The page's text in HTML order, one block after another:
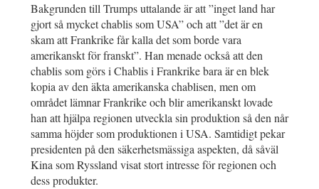
Bakgrunden till Trumps uttalande är att ”inget land har
gjort så mycket chablis som USA” och att ”det är en
skam att Frankrike får kalla det som borde vara
amerikanskt för franskt”. Han menade också att den
chablis som görs i Chablis i Frankrike bara är en blek
kopia av den äkta amerikanska chablisen, men om
området lämnar Frankrike och blir amerikanskt lovade
han att hjälpa regionen utveckla sin produktion så den når
samma höjder som produktionen i USA. Samtidigt pekar
presidenten på den säkerhetsmässiga aspekten, då såväl
Kina som Ryssland visat stort intresse för regionen och
dess produkter.